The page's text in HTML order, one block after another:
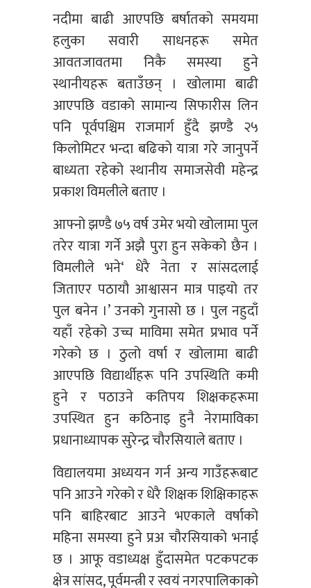
नदीमा बाढी आएपछि बर्षातको समयमा
हलुका सवारी साधनहरू समेत
आवतजावतमा निकै समस्या हुने
स्थानीयहरू बताउँछन् । खोलामा बाढी
आएपछि वडाको सामान्य सिफारीस लिन
पनि पूर्वपश्चिम राजमार्ग हुँदै झण्डै २५
किलोमिटर भन्दा बढिको यात्रा गरे जानुपर्ने
बाध्यता रहेको स्थानीय समाजसेवी महेन्द्र
प्रकाश विमलीले बताए ।
आफ्नो झण्डै ७५ वर्ष उमेर भयो खोलामा पुल
तरेर यात्रा गर्ने अझै पुरा हुन सकेको छैन ।
विमलीले भने‘ धेरै नेता र सांसदलाई
जिताएर पठायौ आश्वासन मात्र पाइयो तर
पुल बनेन ।’ उनको गुनासो छ । पुल नहुदाँ
यहाँ रहेको उच्च माविमा समेत प्रभाव पर्ने
गरेको छ । ठुलो वर्षा र खोलामा बाढी
आएपछि विद्यार्थीहरू पनि उपस्थिति कमी
हुने र पठाउने कतिपय शिक्षकहरूमा
उपस्थित हुन कठिनाइ हुनै नेरामाविका
प्रधानाध्यापक सुरेन्द्र चौरसियाले बताए ।
विद्यालयमा अध्ययन गर्न अन्य गाउँहरूबाट
पनि आउने गरेको र धेरै शिक्षक शिक्षिकाहरू
पनि बाहिरबाट आउने भएकाले वर्षाको
महिना समस्या हुने प्रअ चौरसियाको भनाई
छ । आफू वडाध्यक्ष हुँदासमेत पटकपटक
क्षेत्र सांसद, पूर्वमन्त्री र स्वयं नगरपालिकाको